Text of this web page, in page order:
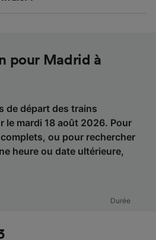
pour Madrid à
de départ des trains
mardi 18 août 2026. Pour
ou pour rechercher
heure ou date ultérieure,
Durée